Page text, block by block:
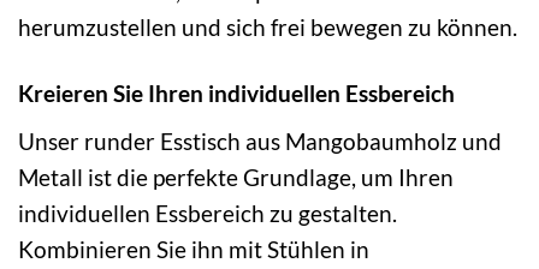
herumzustellen und sich frei bewegen zu können.
Kreieren Sie Ihren individuellen Essbereich
Unser runder Esstisch aus Mangobaumholz und
Metall ist die perfekte Grundlage, um Ihren
individuellen Essbereich zu gestalten.
Kombinieren Sie ihn mit Stühlen in